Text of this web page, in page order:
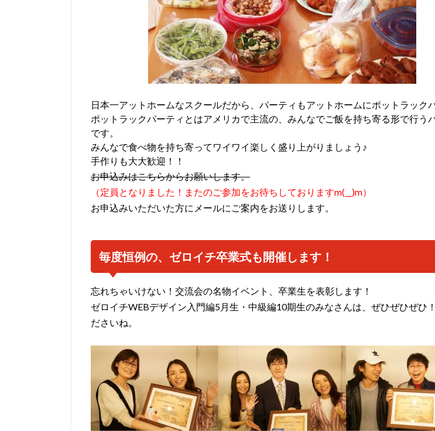
日本一アットホームなスクールだから、パーティもアットホームにポットラック
ポットラックパーティとはアメリカで主流の、みんなでご飯を持ち寄る形で行う
です。
みんなで食べ物を持ち寄ってワイワイ楽しく盛り上がりましょう♪
手作りも大大歓迎！！
お申込みはこちらからお願いします。
（定員となりました！またのご参加をお待ちしておりますm(__)m）
お申込みいただいた方にメールにご案内をお送りします。
毎度恒例の、ゼロイチ卒業式も開催します！
忘れちゃいけない！交流会の名物イベント、卒業生を表彰します！
ゼロイチWEBデザイン入門編5月生・中級編10期生のみなさんは、ぜひぜひぜひ
ださいね。